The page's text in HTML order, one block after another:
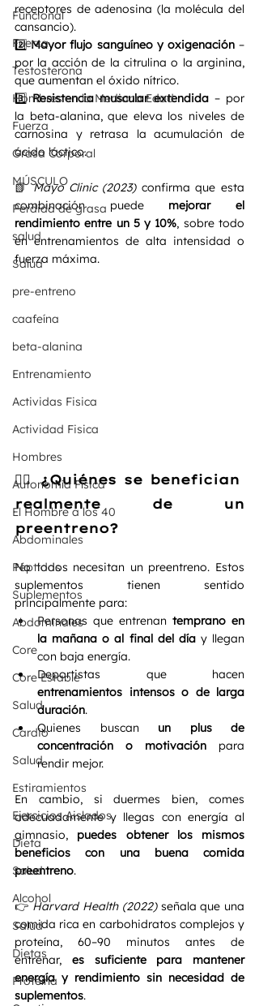
Funcional
Fuerza
Testosterona
Hombres en la Mediana Edad
Fuerza
Grasa Corporal
MÚSCULO
Perdida de grasa
salud
Salud
pre-entreno
caafeína
beta-alanina
Entrenamiento
Actividas Fisica
Actividad Fisica
Hombres
Autonomía Física
El Hombre a los 40
Abdominales
Péptidos
Suplementos
Abdominales
Core
Core Estable
Salud
Cardio
Salud
Estiramientos
Ejercicios Aislados
Dieta
Salud
Alcohol
Salud
Dietas
Proteína
receptores de adenosina (la molécula del
cansancio).
2️⃣ Mayor flujo sanguíneo y oxigenación –
por la acción de la citrulina o la arginina,
que aumentan el óxido nítrico.
3️⃣ Resistencia muscular extendida – por
la beta-alanina, que eleva los niveles de
carnosina y retrasa la acumulación de
ácido láctico.
📗 Mayo Clinic (2023) confirma que esta
combinación puede mejorar el
rendimiento entre un 5 y 10%, sobre todo
en entrenamientos de alta intensidad o
fuerza máxima.
🏋️‍♂️ ¿Quiénes se benefician
realmente de un
preentreno?
No todos necesitan un preentreno. Estos
suplementos tienen sentido
principalmente para:
Personas que entrenan temprano en
la mañana o al final del día y llegan
con baja energía.
entrenamientos intensos o de larga
duración.
Quienes buscan un plus de
concentración o motivación para
rendir mejor.
En cambio, si duermes bien, comes
adecuadamente y llegas con energía al
gimnasio, puedes obtener los mismos
beneficios con una buena comida
preentreno.
👉 Harvard Health (2022) señala que una
comida rica en carbohidratos complejos y
proteína, 60–90 minutos antes de
entrenar, es suficiente para mantener
energía y rendimiento sin necesidad de
suplementos.